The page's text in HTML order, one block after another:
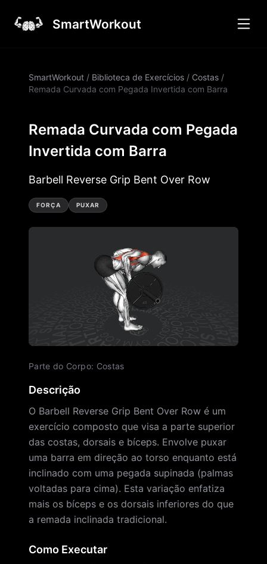
SmartWorkout
SmartWorkout / Biblioteca de Exercícios / Costas /
Remada Curvada com Pegada Invertida com Barra
Remada Curvada com Pegada
Invertida com Barra
Barbell Reverse Grip Bent Over Row
FORÇA PUXAR
Parte do Corpo: Costas
Descrição
O Barbell Reverse Grip Bent Over Row é um
exercício composto que visa a parte superior
das costas, dorsais e bíceps. Envolve puxar
uma barra em direção ao torso enquanto está
inclinado com uma pegada supinada (palmas
voltadas para cima). Esta variação enfatiza
mais os bíceps e os dorsais inferiores do que
a remada inclinada tradicional.
Como Executar